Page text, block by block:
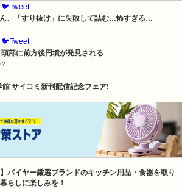
🐦Tweet
ん、「すり抜け」に失敗して詰む…怖すぎる…
🐦Tweet
頭部に前方後円墳が発見される
サイコミ新刊配信記念フェア!
イヤー厳選ブランドのキッチン用品・食器を取り
らしに楽しみを！